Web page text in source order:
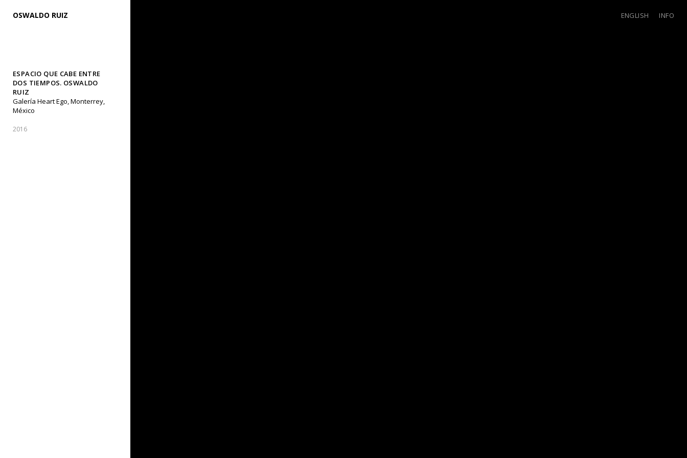
OSWALDO RUIZ ENGLISH INFO
ESPACIO QUE CABE ENTRE
DOS TIEMPOS. OSWALDO
RUIZ
Galería Heart Ego, Monterrey,
México
2016